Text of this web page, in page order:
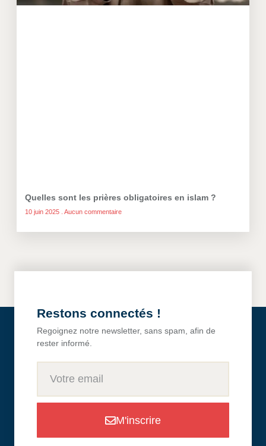
Quelles sont les prières obligatoires en islam ?
10 juin 2025 Aucun commentaire
Restons connectés !
Regoignez notre newsletter, sans spam, afin de
rester informé.
M'inscrire